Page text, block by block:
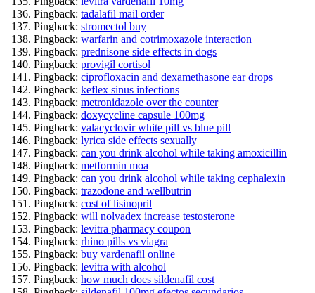
Pingback: tadalafil mail order
Pingback: stromectol buy
Pingback: warfarin and cotrimoxazole interaction
Pingback: prednisone side effects in dogs
Pingback: provigil cortisol
Pingback: ciprofloxacin and dexamethasone ear drops
Pingback: keflex sinus infections
Pingback: metronidazole over the counter
Pingback: doxycycline capsule 100mg
Pingback: valacyclovir white pill vs blue pill
Pingback: lyrica side effects sexually
Pingback: can you drink alcohol while taking amoxicillin
Pingback: metformin moa
Pingback: can you drink alcohol while taking cephalexin
Pingback: trazodone and wellbutrin
Pingback: cost of lisinopril
Pingback: will nolvadex increase testosterone
Pingback: levitra pharmacy coupon
Pingback: rhino pills vs viagra
Pingback: buy vardenafil online
Pingback: levitra with alcohol
Pingback: how much does sildenafil cost